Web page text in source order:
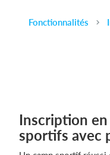
Boutique en
Fonctionnalités
Inscription
sportifs avec